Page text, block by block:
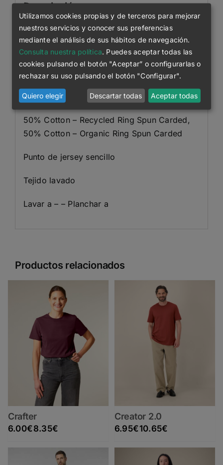
Descripción
Canalé 1×1 en el cuello
Cinta de refuerzo en el cuello del mismo
tejido
Manga montada con costuras del hombro
Pespunte de doble aguja en puños y bajo
50% Cotton – Recycled Ring Spun Carded,
50% Cotton – Organic Ring Spun Carded
Punto de jersey sencillo
Tejido lavado
Lavar a – – Planchar a
Productos relacionados
Crafter
6.00€8.35€
Creator 2.0
6.95€10.65€
Utilizamos cookies propias y de terceros para mejorar
nuestros servicios y conocer sus preferencias
mediante el análisis de sus hábitos de navegación.
Consulta nuestra política . Puedes aceptar todas las
cookies pulsando el botón "Aceptar” o configurarlas o
rechazar su uso pulsando el botón "Configurar".
Quiero elegir Descartar todas Aceptar todas